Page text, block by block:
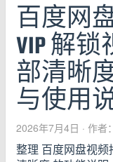
百度网
VIP 解
部清晰
与使用
2026年7月4日 · 作者
整理 百度网盘视